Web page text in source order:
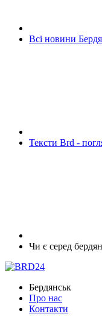
Всі новини
Тексти Brd -
Чи є серед
Бердянськ
Про нас
Контакти